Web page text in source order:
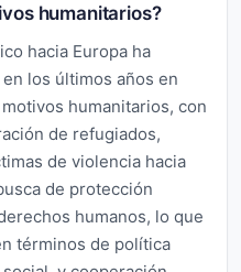
humanitarios?
hacia Europa ha
los últimos años en
humanitarios, con
de refugiados,
de violencia hacia
de protección
humanos, lo que
términos de política